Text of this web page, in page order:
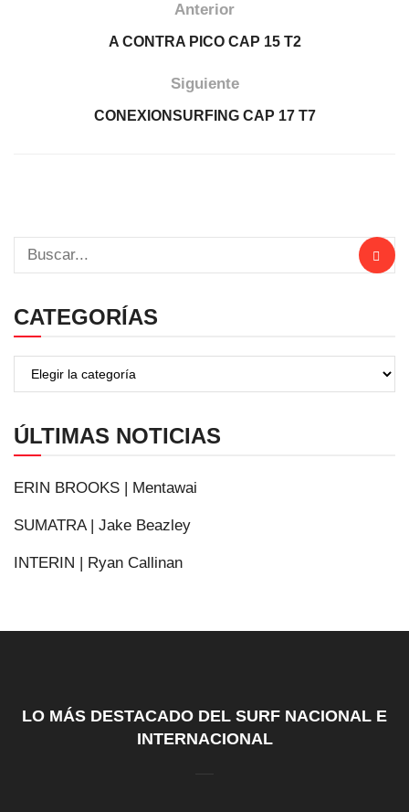
Anterior
A CONTRA PICO CAP 15 T2
Siguiente
CONEXIONSURFING CAP 17 T7
CATEGORÍAS
ÚLTIMAS NOTICIAS
ERIN BROOKS | Mentawai
SUMATRA | Jake Beazley
INTERIN | Ryan Callinan
LO MÁS DESTACADO DEL SURF NACIONAL E
INTERNACIONAL